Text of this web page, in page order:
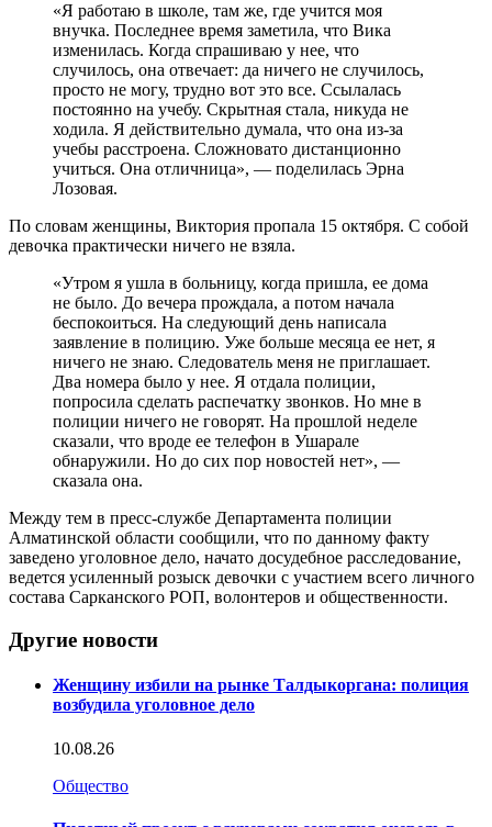
«Я работаю в школе, там же, где учится моя
внучка. Последнее время заметила, что Вика
изменилась. Когда спрашиваю у нее, что
случилось, она отвечает: да ничего не случилось,
просто не могу, трудно вот это все. Ссылалась
постоянно на учебу. Скрытная стала, никуда не
ходила. Я действительно думала, что она из-за
учебы расстроена. Сложновато дистанционно
учиться. Она отличница», — поделилась Эрна
Лозовая.
По словам женщины, Виктория пропала 15 октября. С собой
девочка практически ничего не взяла.
«Утром я ушла в больницу, когда пришла, ее дома
не было. До вечера прождала, а потом начала
беспокоиться. На следующий день написала
заявление в полицию. Уже больше месяца ее нет, я
ничего не знаю. Следователь меня не приглашает.
Два номера было у нее. Я отдала полиции,
попросила сделать распечатку звонков. Но мне в
полиции ничего не говорят. На прошлой неделе
сказали, что вроде ее телефон в Ушарале
обнаружили. Но до сих пор новостей нет», —
сказала она.
Между тем в пресс-службе Департамента полиции
Алматинской области сообщили, что по данному факту
заведено уголовное дело, начато досудебное расследование,
ведется усиленный розыск девочки с участием всего личного
состава Сарканского РОП, волонтеров и общественности.
Другие новости
Женщину избили на рынке Талдыкоргана: полиция
возбудила уголовное дело
10.08.26
Общество